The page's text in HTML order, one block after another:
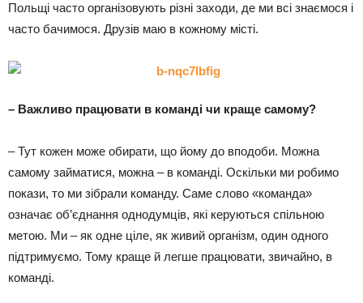
Польщі часто організовують різні заходи, де ми всі знаємося і
часто бачимося. Друзів маю в кожному місті.
– Важливо працювати в команді чи краще самому?
– Тут кожен може обирати, що йому до вподоби. Можна
самому займатися, можна – в команді. Оскільки ми робимо
покази, то ми зібрали команду. Саме слово «команда»
означає об’єднання однодумців, які керуються спільною
метою. Ми – як одне ціле, як живий організм, один одного
підтримуємо. Тому краще й легше працювати, звичайно, в
команді.